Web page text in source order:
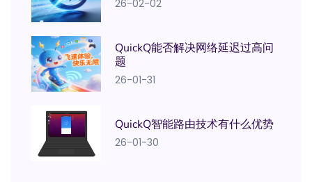
26-02-02
QuickQ能否解决网络延迟过高问
题
26-01-31
QuickQ智能路由技术有什么优势
26-01-30